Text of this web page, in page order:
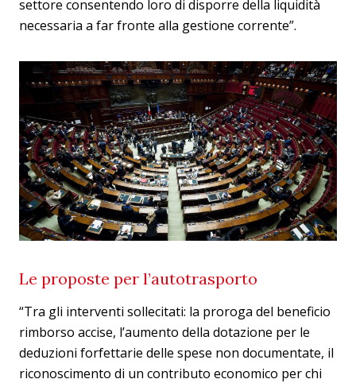
settore consentendo loro di disporre della liquidità
necessaria a far fronte alla gestione corrente”.
Le proposte per l’autotrasporto
“Tra gli interventi sollecitati: la proroga del beneficio
rimborso accise, l’aumento della dotazione per le
deduzioni forfettarie delle spese non documentate, il
riconoscimento di un contributo economico per chi